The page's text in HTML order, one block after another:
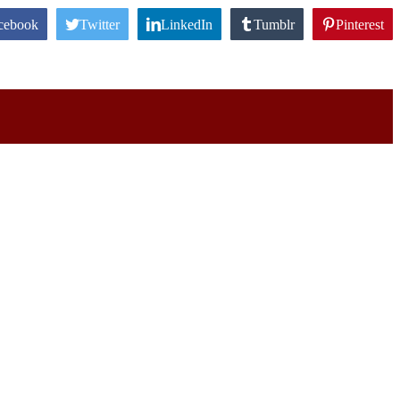
Twitter LinkedIn Tumblr Pinterest